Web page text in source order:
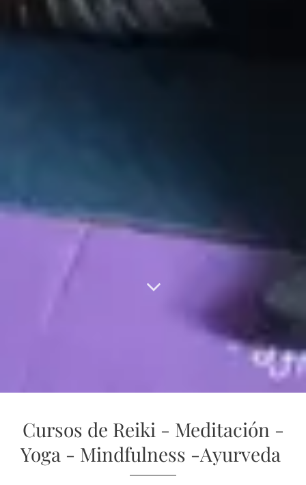
Cursos de Reiki - Meditación -
Yoga - Mindfulness -Ayurveda